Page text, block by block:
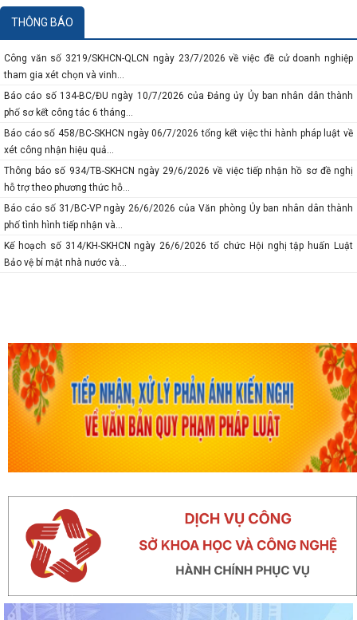
THÔNG BÁO
Công văn số 3219/SKHCN-QLCN ngày 23/7/2026 về việc đề cử doanh nghiệp
tham gia xét chọn và vinh...
Báo cáo số 134-BC/ĐU ngày 10/7/2026 của Đảng ủy Ủy ban nhân dân thành
phố sơ kết công tác 6 tháng...
Báo cáo số 458/BC-SKHCN ngày 06/7/2026 tổng kết việc thi hành pháp luật về
xét công nhận hiệu quả...
Thông báo số 934/TB-SKHCN ngày 29/6/2026 về việc tiếp nhận hồ sơ đề nghị
hỗ trợ theo phương thức hỗ...
Báo cáo số 31/BC-VP ngày 26/6/2026 của Văn phòng Ủy ban nhân dân thành
phố tình hình tiếp nhận và...
Kế hoạch số 314/KH-SKHCN ngày 26/6/2026 tổ chức Hội nghị tập huấn Luật
Bảo vệ bí mật nhà nước và...